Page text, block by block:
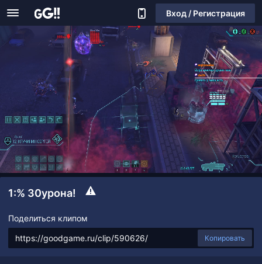
Вход / Регистрация
1:% 30урона!
Поделиться клипом
Копировать